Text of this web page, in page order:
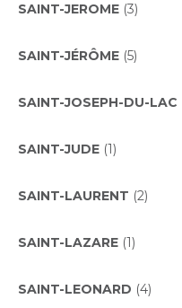
SAINT-JEROME (3)
SAINT-JÉRÔME (5)
SAINT-JOSEPH-DU-LAC
SAINT-JUDE (1)
SAINT-LAURENT (2)
SAINT-LAZARE (1)
SAINT-LEONARD (4)